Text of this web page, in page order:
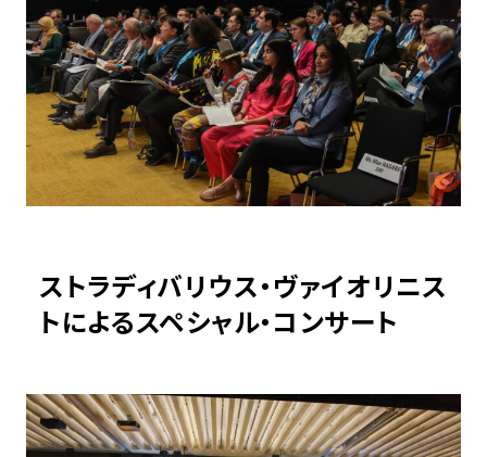
ストラディバリウス・ヴァイオリニス
トによるスペシャル・コンサート